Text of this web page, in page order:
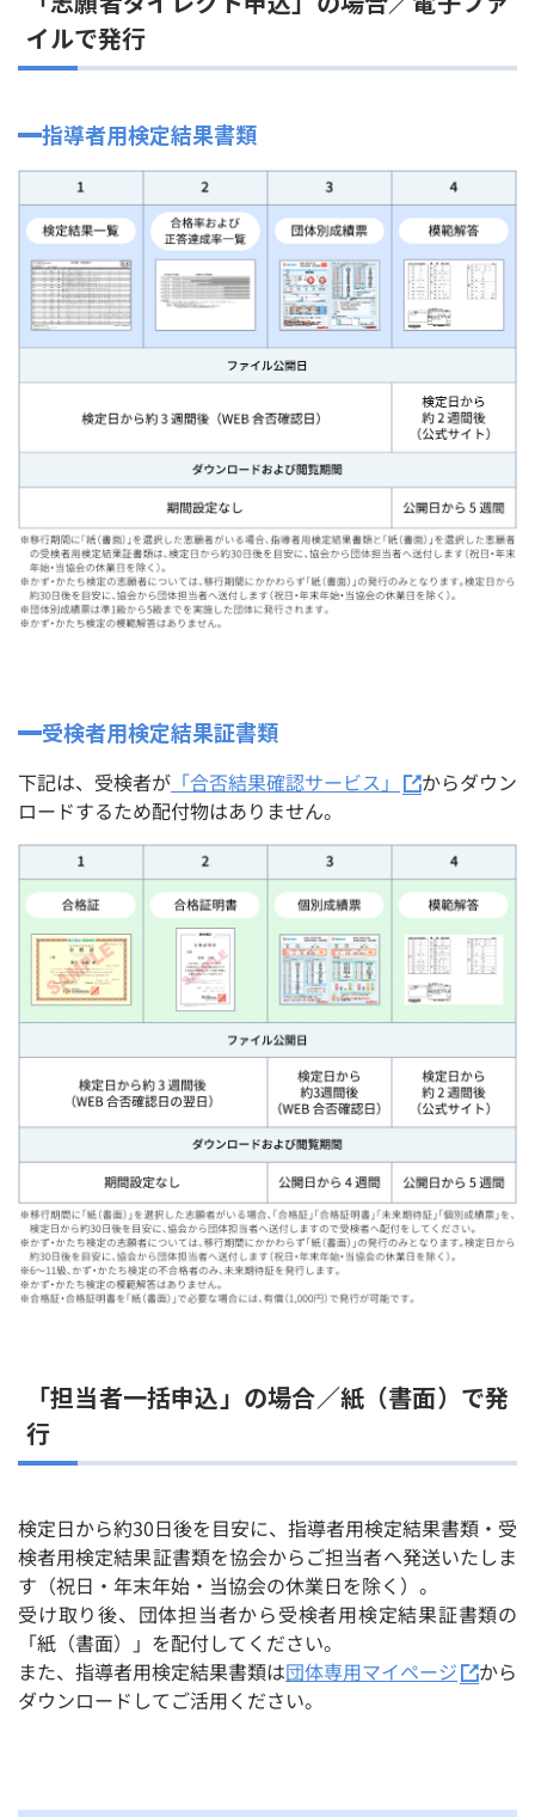
イルで発行
指導者用検定結果書類
受検者用検定結果証書類
下記は、受検者が 「合否結果確認サービス」
からダウン
ロードするため配付物はありません。
「担当者一括申込」の場合／紙（書面）で発
行
検定日から約30日後を目安に、指導者用検定結果書類・受
検者用検定結果証書類を協会からご担当者へ発送いたしま
す（祝日・年末年始・当協会の休業日を除く）。
受け取り後、団体担当者から受検者用検定結果証書類の
「紙（書面）」を配付してください。
また、指導者用検定結果書類は団体専用マイページ
から
ダウンロードしてご活用ください。